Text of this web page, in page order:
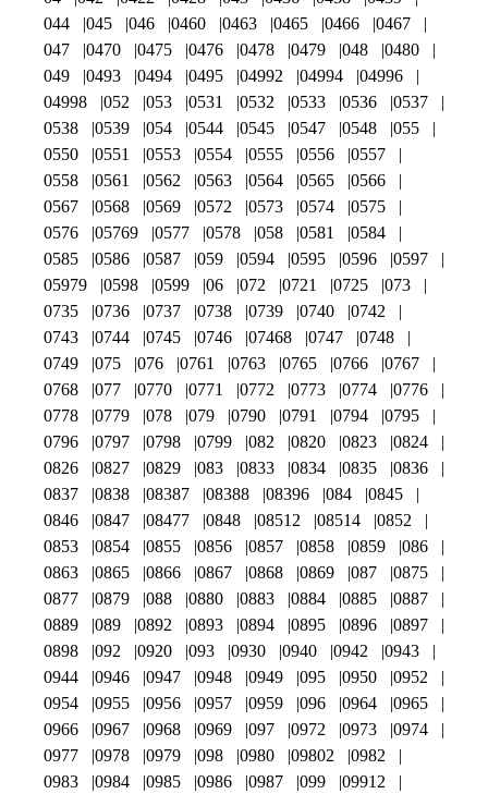
044
045 046 0460 0463 0465 0466
0467
047
0470 0475 0476 0478 0479 048
0480
049
0493 0494 0495 04992 04994
04996
04998
052 053 0531 0532 0533 0536
0537
0538
0539 054 0544 0545 0547 0548
055
0550
0551 0553 0554 0555 0556
0557
0558
0561 0562 0563 0564 0565
0566
0567
0568 0569 0572 0573 0574
0575
0576
05769 0577 0578 058 0581
0584
0585
0586 0587 059 0594 0595 0596
0597
05979
0598 0599 06 072 0721 0725
073
0735
0736 0737 0738 0739 0740
0742
0743
0744 0745 0746 07468 0747
0748
0749
075 076 0761 0763 0765 0766
0767
0768
077 0770 0771 0772 0773 0774
0776
0778
0779 078 079 0790 0791 0794
0795
0796
0797 0798 0799 082 0820 0823
0824
0826
0827 0829 083 0833 0834 0835
0836
0837
0838 08387 08388 08396 084
0845
0846
0847 08477 0848 08512 08514
0852
0853
0854 0855 0856 0857 0858 0859
086
0863
0865 0866 0867 0868 0869 087
0875
0877
0879 088 0880 0883 0884 0885
0887
0889
089 0892 0893 0894 0895 0896
0897
0898
092 0920 093 0930 0940 0942
0943
0944
0946 0947 0948 0949 095 0950
0952
0954
0955 0956 0957 0959 096 0964
0965
0966
0967 0968 0969 097 0972 0973
0974
0977
0978 0979 098 0980 09802
0982
0983
0984 0985 0986 0987 099
09912